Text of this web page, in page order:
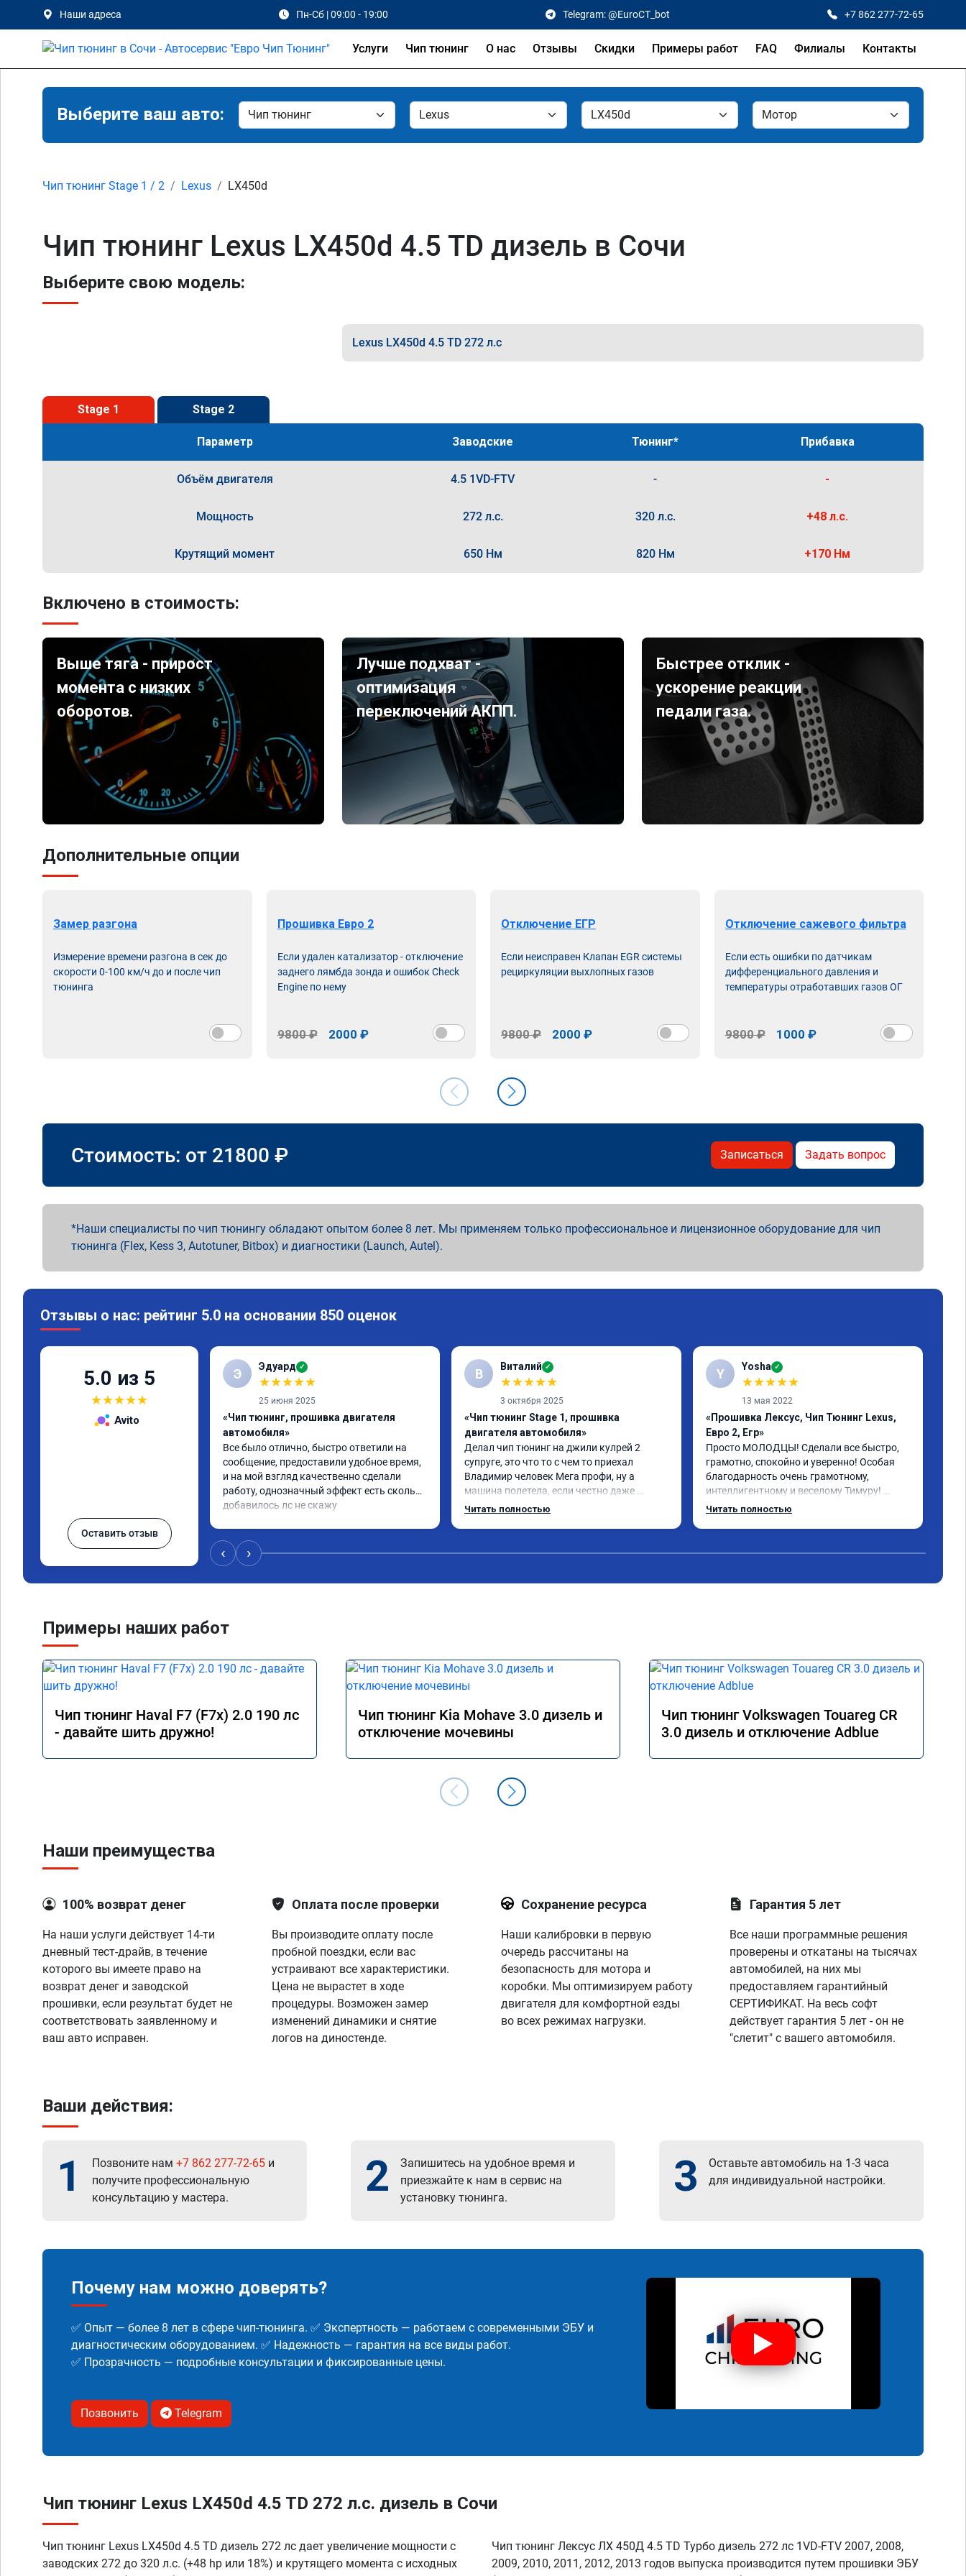
Наши адреса Пн-Сб | 09:00 - 19:00 Telegram: @EuroCT_bot +7 862 277-72-65
Услуги Чип тюнинг О нас Отзывы Скидки Примеры работ FAQ Филиалы Контакты
Выберите ваш авто:
Чип тюнинг Stage 1 / 2 Lexus LX450d
Чип тюнинг Lexus LX450d 4.5 TD дизель в Сочи
Выберите свою модель:
Lexus LX450d 4.5 TD 272 л.с
Stage 1 Stage 2
Параметр Заводские Тюнинг* Прибавка
Объём двигателя 4.5 1VD-FTV - -
Мощность 272 л.с. 320 л.с. +48 л.с.
Крутящий момент 650 Нм 820 Нм +170 Нм
Включено в стоимость:
Выше тяга - прирост
момента с низких
оборотов.
Лучше подхват -
оптимизация
переключений АКПП.
Быстрее отклик -
ускорение реакции
педали газа.
Дополнительные опции
Замер разгона
Измерение времени разгона в сек до
скорости 0-100 км/ч до и после чип
тюнинга
Прошивка Евро 2
Если удален катализатор - отключение
заднего лямбда зонда и ошибок Check
Engine по нему
9800 ₽ 2000 ₽
Отключение ЕГР
Если неисправен Клапан EGR системы
рециркуляции выхлопных газов
9800 ₽ 2000 ₽
Отключение сажевого фильтра
Если есть ошибки по датчикам
дифференциального давления и
температуры отработавших газов ОГ
9800 ₽ 1000 ₽
Стоимость: от 21800 ₽ Записаться Задать вопрос
Наши специалисты по чип тюнингу обладают опытом более 8 лет. Мы применяем только профессиональное и лицензионное оборудование для чип
тюнинга (Flex, Kess 3, Autotuner, Bitbox) и диагностики (Launch, Autel).
Отзывы о нас: рейтинг 5.0 на основании 850 оценок
5.0 из 5
★★★★★
Avito
Оставить отзыв
Э Эдуард ✓
★★★★★
25 июня 2025
«Чип тюнинг, прошивка двигателя
автомобиля»
Все было отлично, быстро ответили на
сообщение, предоставили удобное время,
и на мой взгляд качественно сделали
работу, однозначный эффект есть сколько
добавилось лс не скажу
В Виталий ✓
★★★★★
3 октября 2025
«Чип тюнинг Stage 1, прошивка
двигателя автомобиля»
Делал чип тюнинг на джили кулрей 2
супруге, это что то с чем то приехал
Владимир человек Мега профи, ну а
машина полетела, если честно даже
страшно было, спасибо огромное. Ну и за
Читать полностью
Y Yosha ✓
★★★★★
13 мая 2022
«Прошивка Лексус, Чип Тюнинг Lexus,
Евро 2, Егр»
Просто МОЛОДЦЫ! Сделали все быстро,
грамотно, спокойно и уверенно! Особая
благодарность очень грамотному,
интеллигентному и веселому Тимуру!
Ребята профессионалы! Lexus GX-460
Читать полностью
‹ ›
Примеры наших работ
Чип тюнинг Haval F7 (F7x) 2.0 190 лс
- давайте шить дружно!
Чип тюнинг Kia Mohave 3.0 дизель и
отключение мочевины
Чип тюнинг Volkswagen Touareg CR
3.0 дизель и отключение Adblue
Наши преимущества
100% возврат денег
На наши услуги действует 14-ти
дневный тест-драйв, в течение
которого вы имеете право на
возврат денег и заводской
прошивки, если результат будет не
соответствовать заявленному и
ваш авто исправен.
Оплата после проверки
Вы производите оплату после
пробной поездки, если вас
устраивают все характеристики.
Цена не вырастет в ходе
процедуры. Возможен замер
изменений динамики и снятие
логов на диностенде.
Сохранение ресурса
Наши калибровки в первую
очередь рассчитаны на
безопасность для мотора и
коробки. Мы оптимизируем работу
двигателя для комфортной езды
во всех режимах нагрузки.
Гарантия 5 лет
Все наши программные решения
проверены и откатаны на тысячах
автомобилей, на них мы
предоставляем гарантийный
СЕРТИФИКАТ. На весь софт
действует гарантия 5 лет - он не
"слетит" с вашего автомобиля.
Ваши действия:
1 Позвоните нам +7 862 277-72-65 и
получите профессиональную
консультацию у мастера.
2
Запишитесь на удобное время и
приезжайте к нам в сервис на
установку тюнинга.
3
Оставьте автомобиль на 1-3 часа
для индивидуальной настройки.
Почему нам можно доверять?
✅ Опыт — более 8 лет в сфере чип-тюнинга. ✅ Экспертность — работаем с современными ЭБУ и
диагностическим оборудованием. ✅ Надежность — гарантия на все виды работ.
✅ Прозрачность — подробные консультации и фиксированные цены.
Позвонить Telegram
Чип тюнинг Lexus LX450d 4.5 TD 272 л.с. дизель в Сочи
Чип тюнинг Lexus LX450d 4.5 TD дизель 272 лс дает увеличение мощности с
заводских 272 до 320 л.с. (+48 hp или 18%) и крутящего момента с исходных
Чип тюнинг Лексус ЛХ 450Д 4.5 TD Турбо дизель 272 лс 1VD-FTV 2007, 2008,
2009, 2010, 2011, 2012, 2013 годов выпуска производится путем прошивки ЭБУ